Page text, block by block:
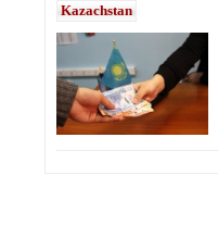
Kazachstan